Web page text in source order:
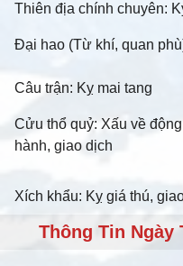
Thiên địa chính chuyên:
Đại hao (Từ khí, quan
Câu trận: Kỵ mai tang
Cửu thổ quỷ: Xấu về
hành, giao dịch
Xích khẩu: Kỵ giá thú,
Thông Tin Ngày